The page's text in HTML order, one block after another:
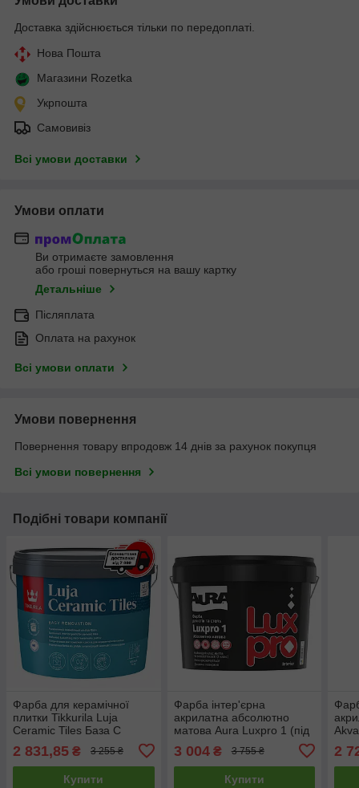
Доставка здійснюється тільки по передоплаті.
Нова Пошта
Магазини Rozetka
Укрпошта
Самовивіз
Всі умови доставки
Умови оплати
Ви отримаєте замовлення
або гроші повернуться на вашу картку
Детальніше
Післяплата
Оплата на рахунок
Всі умови оплати
Умови повернення
Повернення товару впродовж 14 днів за рахунок покупця
Всі умови повернення
Подібні товари компанії
Фарба для керамічної
плитки Tikkurila Luja
Ceramic Tiles База C
(прозора, під тонування)
2.7л
2 831,85 ₴ 3 255 ₴
Купити
Фарба інтер'єрна
акрилатна абсолютно
матова Aura Luxpro 1 (під
тонування, прозора В3) 9л
3 004₴ 3 755 ₴
Купити
2